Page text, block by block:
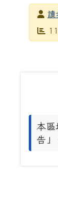
發布者
讀
發布日
瀏覽次
本區
告」